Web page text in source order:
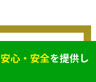
安心・安全を提供し